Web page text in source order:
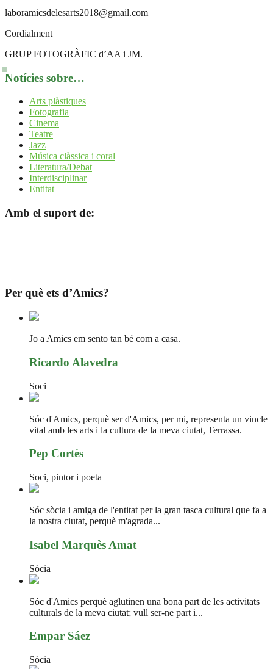
laboramicsdelesarts2018@gmail.com
Cordialment
GRUP FOTOGRÀFIC d’AA i JM.
Notícies sobre…
Arts plàstiques
Fotografia
Cinema
Teatre
Jazz
Música clàssica i coral
Literatura/Debat
Interdisciplinar
Entitat
Amb el suport de:
Per què ets d’Amics?
Jo a Amics em sento tan bé com a casa.
Ricardo Alavedra
Soci
Sóc d'Amics, perquè ser d'Amics, per mi, representa un vincle
vital amb les arts i la cultura de la meva ciutat, Terrassa.
Pep Cortès
Soci, pintor i poeta
Sóc sòcia i amiga de l'entitat per la gran tasca cultural que fa a
la nostra ciutat, perquè m'agrada...
Isabel Marquès Amat
Sòcia
Sóc d'Amics perquè aglutinen una bona part de les activitats
culturals de la meva ciutat; vull ser-ne part i...
Empar Sáez
Sòcia